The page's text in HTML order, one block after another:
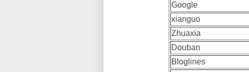
Google
xianguo
Zhuaxia
Douban
Bloglines